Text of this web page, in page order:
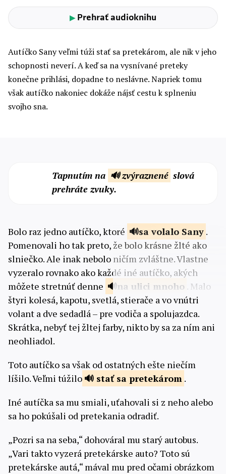
▶Prehrať audioknihu
Autíčko Sany veľmi túži stať sa pretekárom, ale nik v jeho
schopnosti neverí. A keď sa na vysnívané preteky
konečne prihlási, dopadne to neslávne. Napriek tomu
však autíčko nakoniec dokáže nájsť cestu k splneniu
svojho sna.
Tapnutím na 🔊 zvýraznené slová
prehráte zvuky.
Bolo raz jedno autíčko, ktoré sa volalo Sany .
Pomenovali ho tak preto, že bolo krásne žlté ako
slniečko. Ale inak nebolo ničím zvláštne. Vlastne
vyzeralo rovnako ako každé iné autíčko, akých
môžete stretnúť denne
na ulici mnoho . Malo
štyri kolesá, kapotu, svetlá, stierače a vo vnútri
volant a dve sedadlá – pre vodiča a spolujazdca.
Skrátka, nebyť tej žltej farby, nikto by sa za ním ani
neohliadol.
Toto autíčko sa však od ostatných ešte niečím
líšilo. Veľmi túžilo
stať sa pretekárom .
Iné autíčka sa mu smiali, uťahovali si z neho alebo
sa ho pokúšali od pretekania odradiť.
„Pozri sa na seba,“ dohováral mu starý autobus.
„Vari takto vyzerá pretekárske auto? Toto sú
pretekárske autá,“ mával mu pred očami obrázkom